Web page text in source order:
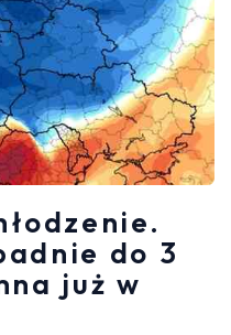
do 3
już w